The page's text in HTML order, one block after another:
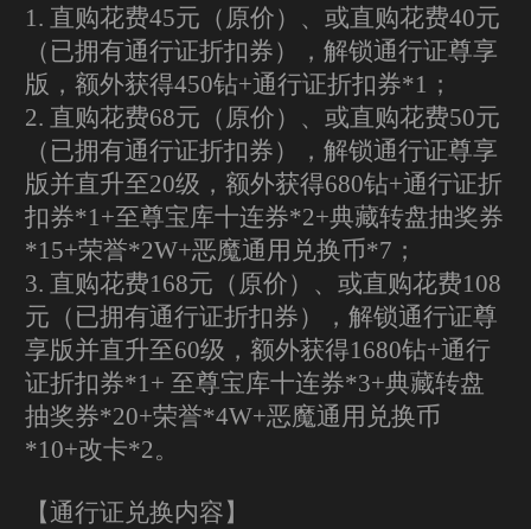
1. 直购花费45元（原价）、或直购花费40元
（已拥有通行证折扣券），解锁通行证尊享
版，额外获得450钻+通行证折扣券*1；
2. 直购花费68元（原价）、或直购花费50元
（已拥有通行证折扣券），解锁通行证尊享
版并直升至20级，额外获得680钻+通行证折
扣券*1+至尊宝库十连券*2+典藏转盘抽奖券
*15+荣誉*2W+恶魔通用兑换币*7；
3. 直购花费168元（原价）、或直购花费108
元（已拥有通行证折扣券），解锁通行证尊
享版并直升至60级，额外获得1680钻+通行
证折扣券*1+ 至尊宝库十连券*3+典藏转盘
抽奖券*20+荣誉*4W+恶魔通用兑换币
*10+改卡*2。
【通行证兑换内容】